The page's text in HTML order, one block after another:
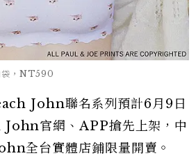
袋，NT590
John聯名系列預計6月9日
John官網、APP搶先上架，中
全台實體店鋪限量開賣。